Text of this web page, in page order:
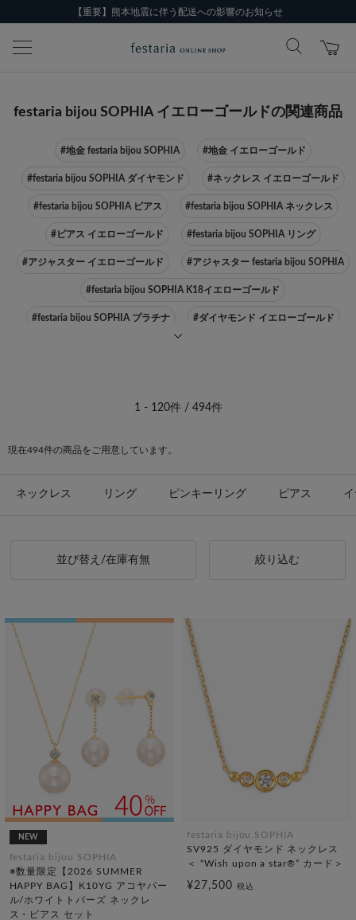
【重要】熊本地震に伴う配送への影響のお知らせ
festaria bijou SOPHIA イエローゴールドの関連商品
#地金 festaria bijou SOPHIA #地金 イエローゴールド
#festaria bijou SOPHIA ダイヤモンド #ネックレス イエローゴールド
#festaria bijou SOPHIA ピアス #festaria bijou SOPHIA ネックレス
#ピアス イエローゴールド #festaria bijou SOPHIA リング
#アジャスター イエローゴールド #アジャスター festaria bijou SOPHIA
#festaria bijou SOPHIA K18イエローゴールド
#festaria bijou SOPHIA プラチナ #ダイヤモンド イエローゴールド
#bijou SOPHIA イエローゴールド #festaria VOYAGE イエローゴールド
1 - 120件 / 494件
現在494件の商品をご用意しています。
ネックレス リング ピンキーリング ピアス
並び替え/在庫有無 絞り込む
NEW
festaria bijou SOPHIA
※数量限定【2026 SUMMER
HAPPY BAG】K10YG アコヤパー
ル/ホワイトトパーズ ネックレ
ス・ピアス セット
festaria bijou SOPHIA
SV925 ダイヤモンド ネックレス
＜ “Wish upon a star®” カード＞
¥27,500 税込